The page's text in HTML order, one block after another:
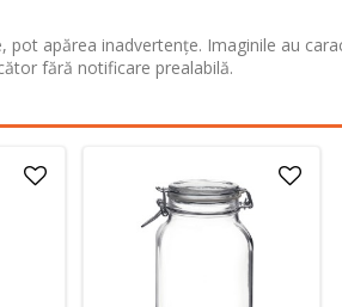
apărea inadvertențe. Imaginile au
fără notificare prealabilă.